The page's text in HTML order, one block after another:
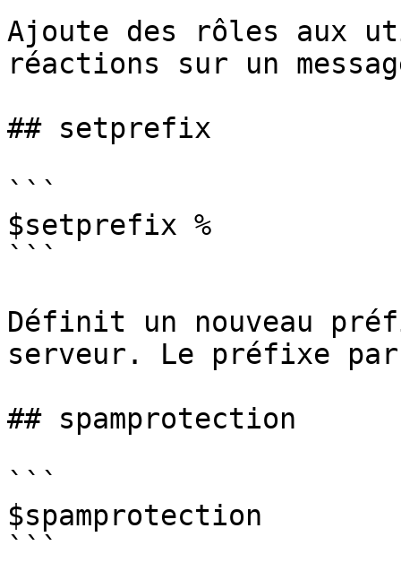
Ajoute des rôles aux
réactions sur un
## setprefix
```
$setprefix %
```
Définit un nouveau
serveur. Le préfixe
## spamprotection
```
$spamprotection
```